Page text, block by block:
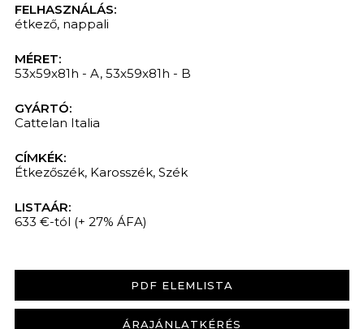
FELHASZNÁLÁS:
étkező, nappali
MÉRET:
53x59x81h - A, 53x59x81h - B
GYÁRTÓ:
Cattelan Italia
CÍMKÉK:
Étkezőszék, Karosszék, Szék
LISTAÁR:
633 €-tól (+ 27% ÁFA)
PDF ELEMLISTA
ÁRAJÁNLATKÉRÉS